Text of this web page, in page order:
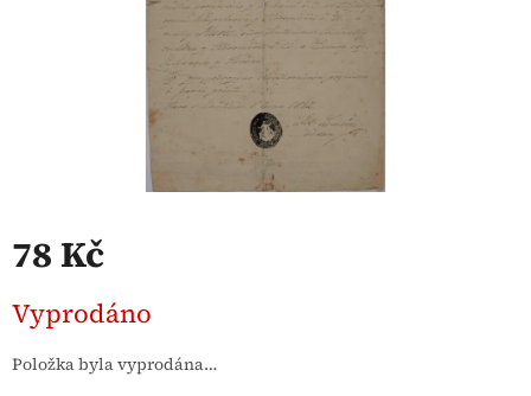
78 Kč
cena:
Vyprodáno
Položka byla vyprodána…